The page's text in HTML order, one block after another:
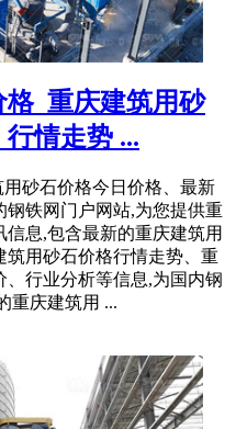
_重庆建筑用砂
情走势 ...
砂石价格今日价格、最新
铁网门户网站,为您提供重
息,包含最新的重庆建筑用
用砂石价格行情走势、重
行业分析等信息,为国内钢
重庆建筑用 ...